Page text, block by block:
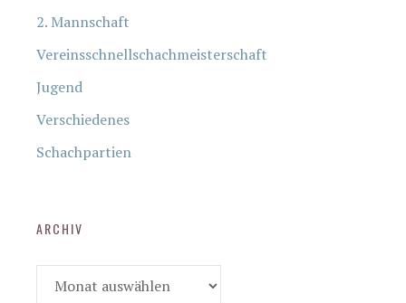
2. Mannschaft
Vereinsschnellschachmeisterschaft
Jugend
Verschiedenes
Schachpartien
ARCHIV
Archiv